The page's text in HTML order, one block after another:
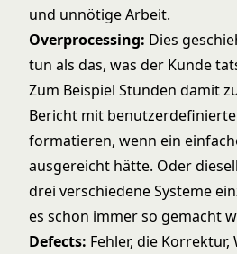
und unnötige Arbeit.
Overprocessing: Dies
tun als das, was der Kunde
Zum Beispiel Stunden damit
Bericht mit
formatieren, wenn ein
ausgereicht hätte. Oder
drei verschiedene Systeme
es schon immer so gemacht
Defects: Fehler, die